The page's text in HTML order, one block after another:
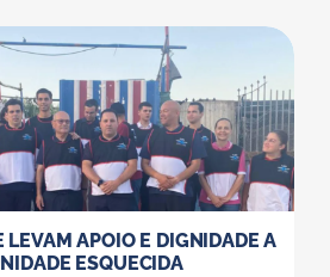
LEVAM APOIO E DIGNIDADE A
ESQUECIDA